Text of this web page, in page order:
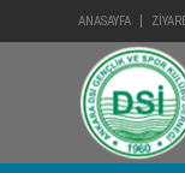
ANASAYFA